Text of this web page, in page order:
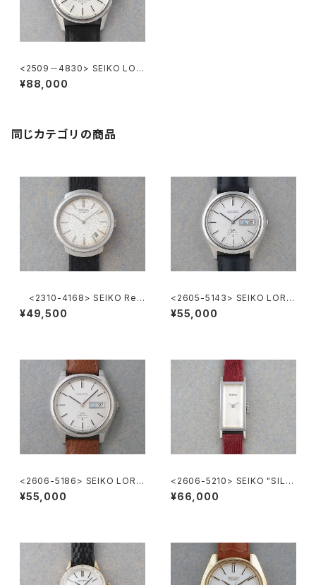
<2509－4830> SEIKO LOR
D MARVEL 36000
¥88,000
同じカテゴリの商品
<2310-4168> SEIKO Ref.
2419-0010
¥49,500
<2605-5143> SEIKO LORD
MATIC
¥55,000
<2606-5186> SEIKO LORD
MATIC
¥55,000
<2606-5210> SEIKO "SILV
ER885" rectangular case
¥66,000